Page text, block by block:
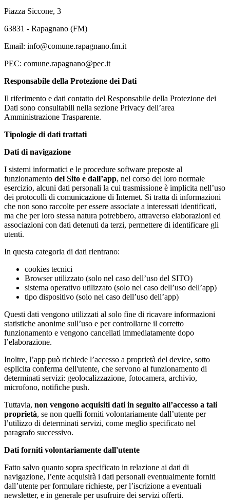
Piazza Siccone, 3
63831 - Rapagnano (FM)
Email: info@comune.rapagnano.fm.it
PEC: comune.rapagnano@pec.it
Responsabile della Protezione dei Dati
Il riferimento e dati contatto del Responsabile della Protezione dei
Dati sono consultabili nella sezione Privacy dell’area
Amministrazione Trasparente.
Tipologie di dati trattati
Dati di navigazione
I sistemi informatici e le procedure software preposte al
funzionamento del Sito e dall’app, nel corso del loro normale
esercizio, alcuni dati personali la cui trasmissione è implicita nell’uso
dei protocolli di comunicazione di Internet. Si tratta di informazioni
che non sono raccolte per essere associate a interessati identificati,
ma che per loro stessa natura potrebbero, attraverso elaborazioni ed
associazioni con dati detenuti da terzi, permettere di identificare gli
utenti.
In questa categoria di dati rientrano:
cookies tecnici
Browser utilizzato (solo nel caso dell’uso del SITO)
sistema operativo utilizzato (solo nel caso dell’uso dell’app)
tipo dispositivo (solo nel caso dell’uso dell’app)
Questi dati vengono utilizzati al solo fine di ricavare informazioni
statistiche anonime sull’uso e per controllarne il corretto
funzionamento e vengono cancellati immediatamente dopo
l’elaborazione.
Inoltre, l’app può richiede l’accesso a proprietà del device, sotto
esplicita conferma dell'utente, che servono al funzionamento di
determinati servizi: geolocalizzazione, fotocamera, archivio,
microfono, notifiche push.
Tuttavia, non vengono acquisiti dati in seguito all’accesso a tali
proprietà, se non quelli forniti volontariamente dall’utente per
l’utilizzo di determinati servizi, come meglio specificato nel
paragrafo successivo.
Dati forniti volontariamente dall'utente
Fatto salvo quanto sopra specificato in relazione ai dati di
navigazione, l’ente acquisirà i dati personali eventualmente forniti
dall’utente per formulare richieste, per l’iscrizione a eventuali
newsletter, e in generale per usufruire dei servizi offerti.